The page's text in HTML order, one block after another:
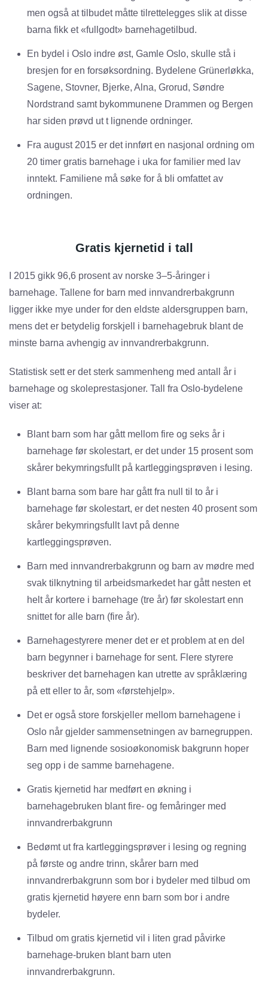
men også at tilbudet måtte tilrettelegges slik at disse
barna fikk et «fullgodt» barnehagetilbud.
En bydel i Oslo indre øst, Gamle Oslo, skulle stå i
bresjen for en forsøksordning. Bydelene Grünerløkka,
Sagene, Stovner, Bjerke, Alna, Grorud, Søndre
Nordstrand samt bykommunene Drammen og Bergen
har siden prøvd ut t lignende ordninger.
Fra august 2015 er det innført en nasjonal ordning om
20 timer gratis barnehage i uka for familier med lav
inntekt. Familiene må søke for å bli omfattet av
ordningen.
Gratis kjernetid i tall
I 2015 gikk 96,6 prosent av norske 3–5-åringer i
barnehage. Tallene for barn med innvandrerbakgrunn
ligger ikke mye under for den eldste aldersgruppen barn,
mens det er betydelig forskjell i barnehagebruk blant de
minste barna avhengig av innvandrerbakgrunn.
Statistisk sett er det sterk sammenheng med antall år i
barnehage og skoleprestasjoner. Tall fra Oslo-bydelene
viser at:
Blant barn som har gått mellom fire og seks år i
barnehage før skolestart, er det under 15 prosent som
skårer bekymringsfullt på kartleggingsprøven i lesing.
Blant barna som bare har gått fra null til to år i
barnehage før skolestart, er det nesten 40 prosent som
skårer bekymringsfullt lavt på denne
kartleggingsprøven.
Barn med innvandrerbakgrunn og barn av mødre med
svak tilknytning til arbeidsmarkedet har gått nesten et
helt år kortere i barnehage (tre år) før skolestart enn
snittet for alle barn (fire år).
Barnehagestyrere mener det er et problem at en del
barn begynner i barnehage for sent. Flere styrere
beskriver det barnehagen kan utrette av språklæring
på ett eller to år, som «førstehjelp».
Det er også store forskjeller mellom barnehagene i
Oslo når gjelder sammensetningen av barnegruppen.
Barn med lignende sosioøkonomisk bakgrunn hoper
seg opp i de samme barnehagene.
Gratis kjernetid har medført en økning i
barnehagebruken blant fire- og femåringer med
innvandrerbakgrunn
Bedømt ut fra kartleggingsprøver i lesing og regning
på første og andre trinn, skårer barn med
innvandrerbakgrunn som bor i bydeler med tilbud om
gratis kjernetid høyere enn barn som bor i andre
bydeler.
Tilbud om gratis kjernetid vil i liten grad påvirke
barnehage-bruken blant barn uten
innvandrerbakgrunn.